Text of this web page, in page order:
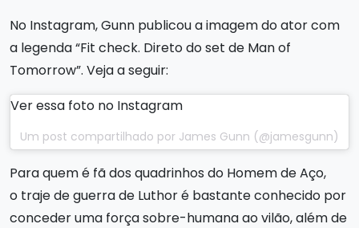
No Instagram, Gunn publicou a imagem do ator com
a legenda “Fit check. Direto do set de Man of
Tomorrow”. Veja a seguir:
Ver essa foto no Instagram
Um post compartilhado por James Gunn (@jamesgunn)
Para quem é fã dos quadrinhos do Homem de Aço,
o traje de guerra de Luthor é bastante conhecido por
conceder uma força sobre-humana ao vilão, além de